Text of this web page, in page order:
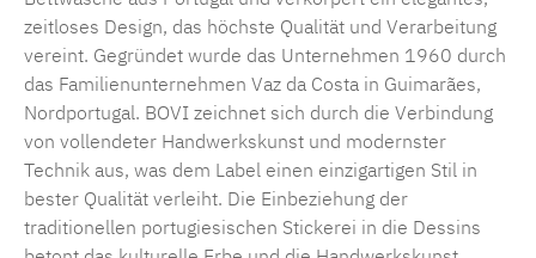
zeitloses Design, das höchste Qualität und Verarbeitung
vereint. Gegründet wurde das Unternehmen 1960 durch
das Familienunternehmen Vaz da Costa in Guimarães,
Nordportugal. BOVI zeichnet sich durch die Verbindung
von vollendeter Handwerkskunst und modernster
Technik aus, was dem Label einen einzigartigen Stil in
bester Qualität verleiht. Die Einbeziehung der
traditionellen portugiesischen Stickerei in die Dessins